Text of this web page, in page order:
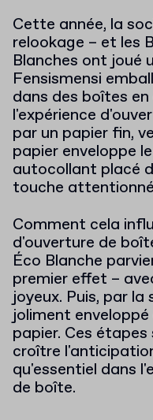
Cette année, la
relookage – et les
Blanches ont joué
Fensismensi
dans des boîtes
l'expérience
par un papier fin,
papier enveloppe
autocollant placé
touche
Comment cela
d'ouverture de
Éco Blanche
premier effet –
joyeux. Puis, par
joliment
papier. Ces
croître
qu'essentiel dans
de boîte.